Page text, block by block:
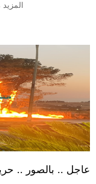
عاجل .. بالصور ..